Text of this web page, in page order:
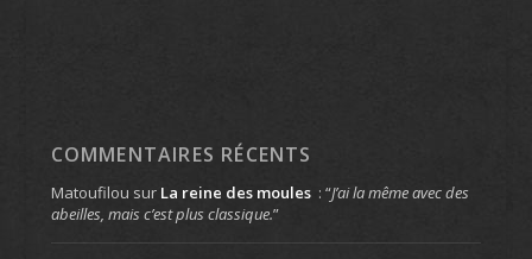
COMMENTAIRES RÉCENTS
Matoufilou sur La reine des moules : “J’ai la même avec des
abeilles, mais c’est plus classique.”